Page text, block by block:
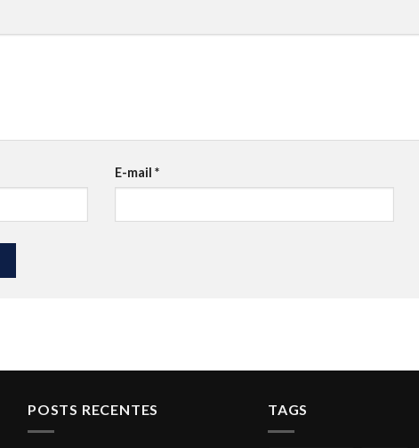
E-mail*
POSTS RECENTES TAGS